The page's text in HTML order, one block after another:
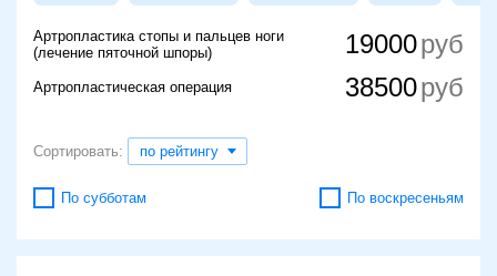
Артропластика стопы и пальцев ноги
(лечение пяточной шпоры)
19000
Артропластическая операция 38500
Сортировать: по рейтингу
По субботам По воскресеньям